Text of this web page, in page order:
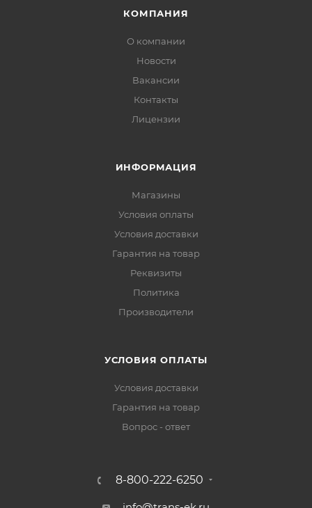
КОМПАНИЯ
О компании
Новости
Вакансии
Контакты
Лицензии
ИНФОРМАЦИЯ
Магазины
Условия оплаты
Условия доставки
Гарантия на товар
Реквизиты
Политика
Производители
УСЛОВИЯ ОПЛАТЫ
Условия доставки
Гарантия на товар
Вопрос - ответ
8-800-222-6250